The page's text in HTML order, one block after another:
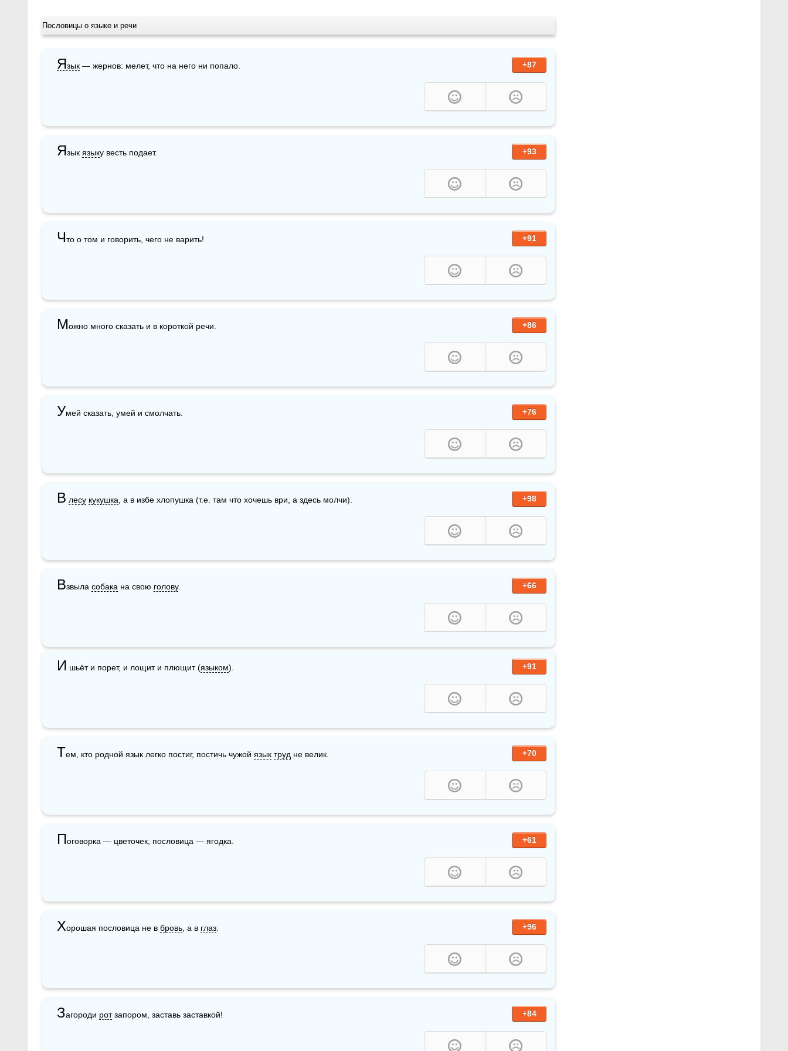
Пословицы о языке и речи
+87
Язык — жернов: мелет, что на него ни попало.
+93
Язык языку весть подает.
+91
Что о том и говорить, чего не варить!
+86
Можно много сказать и в короткой речи.
+76
Умей сказать, умей и смолчать.
+98
В лесу кукушка , а в избе хлопушка (т.е. там что хочешь ври, а здесь молчи).
+66
Взвыла собака на свою голову.
+91
И шьёт и порет, и лощит и плющит (языком).
+70
Тем, кто родной язык легко постиг, постичь чужой язык труд не велик.
+61
Поговорка — цветочек, пословица — ягодка.
+96
Хорошая пословица не в бровь , а в глаз
+84
Загороди рот запором, заставь заставкой!